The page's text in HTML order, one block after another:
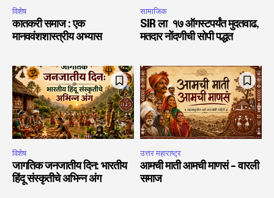
विशेष
कातकरी समाज : एक
मानववंशशास्त्रीय अभ्यास
सामाजिक
SIR ला १७ ऑगस्टपर्यंत मुदतवाढ,
मतदार नोंदणीची सोपी पद्धत
विशेष
जागतिक जनजातीय दिन: भारतीय
हिंदू संस्कृतीचे अभिन्न अंग
उत्तर महाराष्ट्र
आमची माती आमची माणसं – वारली
समाज